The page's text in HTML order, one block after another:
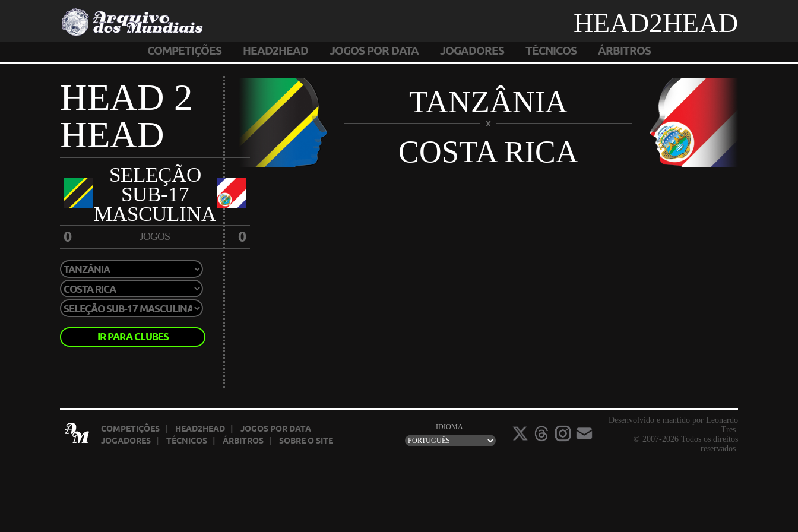
HEAD2HEAD
COMPETIÇÕES HEAD2HEAD JOGOS POR DATA JOGADORES TÉCNICOS ÁRBITROS
HEAD 2
HEAD
SELEÇÃO
SUB-17
MASCULINA
0 JOGOS 0
IR PARA CLUBES
TANZÂNIA
X
COSTA RICA
COMPETIÇÕES HEAD2HEAD |JOGOS POR DATA
JOGADORES |TÉCNICOS |ÁRBITROS SOBRE O SITE
IDIOMA:
Desenvolvido e mantido por Leonardo
Tres.
© 2007-2026 Todos os direitos
reservados.